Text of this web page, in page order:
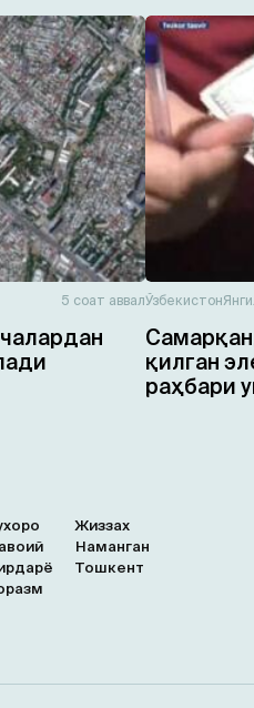
5 соат аввалЎзбекистон
қилган
раҳбари
Жиззах
Наманган
Тошкент